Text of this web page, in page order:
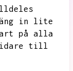
in lite
på alla
till